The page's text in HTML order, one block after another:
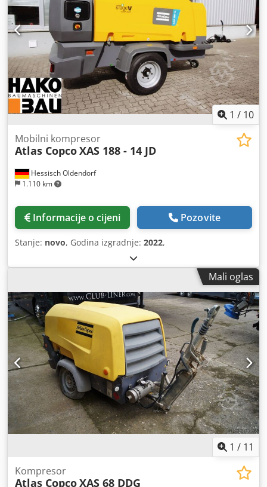
1 / 10
Hessisch Oldendorf
1.110 km
Mobilni kompresor
Atlas CopcoXAS 188 - 14 JD
Informacije o cijeni Pozovite
Stanje: novo, Godina izgradnje: 2022,
Mali oglas
1 / 11
Kompresor
Atlas CopcoXAS 68 DDG